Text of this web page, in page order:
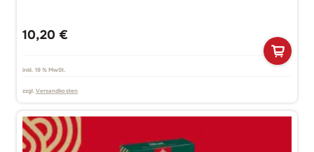
10,20 €
inkl. 19 % MwSt.
zzgl. Versandkosten